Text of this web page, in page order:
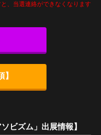
、当選連絡ができなくなります
】
ビズム」出展情報】